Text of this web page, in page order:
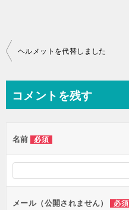
投
ビ
ー
シ
ョ
ン
ヘルメットを代替しました
コメントを残す
名前 必須
メール（公開されません） 必須